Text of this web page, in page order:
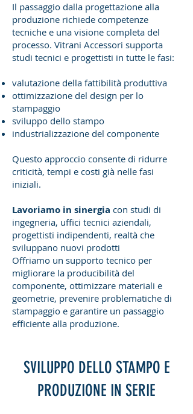
Il passaggio dalla progettazione alla
produzione richiede competenze
tecniche e una visione completa del
processo. Vitrani Accessori supporta
studi tecnici e progettisti in tutte le fasi:
valutazione della fattibilità produttiva
ottimizzazione del design per lo
stampaggio
sviluppo dello stampo
industrializzazione del componente
Questo approccio consente di ridurre
criticità, tempi e costi già nelle fasi
iniziali.
Lavoriamo in sinergia con studi di
ingegneria, uffici tecnici aziendali,
progettisti indipendenti, realtà che
sviluppano nuovi prodotti
Offriamo un supporto tecnico per
migliorare la producibilità del
componente, ottimizzare materiali e
geometrie, prevenire problematiche di
stampaggio e garantire un passaggio
efficiente alla produzione.
SVILUPPO DELLO STAMPO E
PRODUZIONE IN SERIE